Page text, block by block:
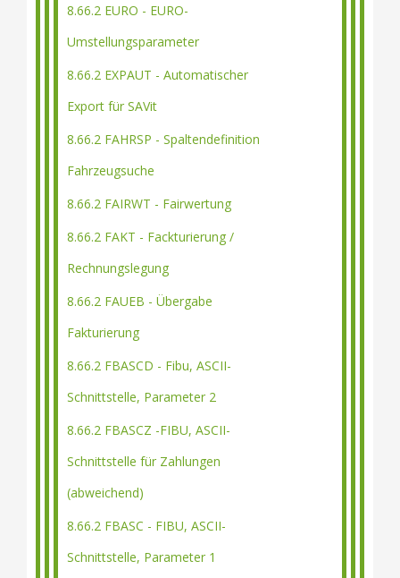
8.66.2 EURO - EURO-
Umstellungsparameter
8.66.2 EXPAUT - Automatischer
Export für SAVit
8.66.2 FAHRSP - Spaltendefinition
Fahrzeugsuche
8.66.2 FAIRWT - Fairwertung
8.66.2 FAKT - Fackturierung /
Rechnungslegung
8.66.2 FAUEB - Übergabe
Fakturierung
8.66.2 FBASCD - Fibu, ASCII-
Schnittstelle, Parameter 2
8.66.2 FBASCZ -FIBU, ASCII-
Schnittstelle für Zahlungen
(abweichend)
8.66.2 FBASC - FIBU, ASCII-
Schnittstelle, Parameter 1